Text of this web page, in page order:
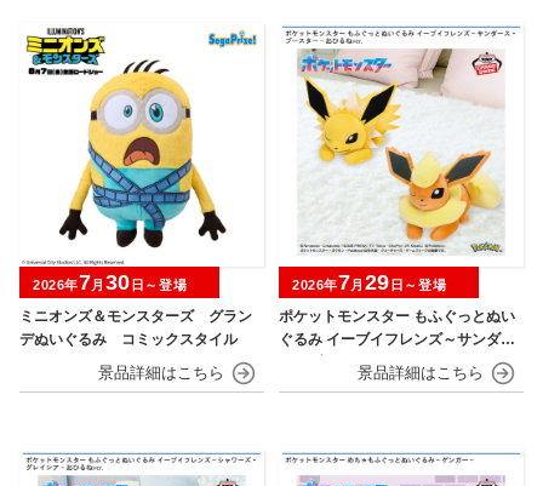
ミニオンズ＆モンスターズ グラン
デぬいぐるみ コミックスタイル
2026年7月 30 日～登場
ポケットモンスター もふぐっとぬい
ぐるみ イーブイフレンズ～サンダー
ス・ブースター～おひるねver.
2026年7月 29 日～登場